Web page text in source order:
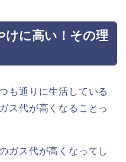
けに高い！その理
も通りに生活している
ス代が高くなることっ
ガス代が高くなってし